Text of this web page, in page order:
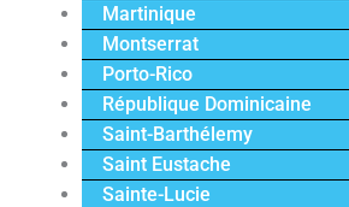
Martinique
Montserrat
Porto-Rico
République Dominicaine
Saint-Barthélemy
Saint Eustache
Sainte-Lucie